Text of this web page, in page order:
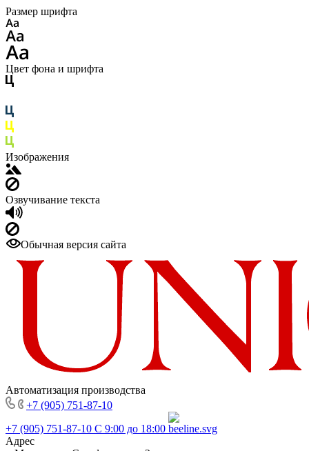
Размер шрифта
Цвет фона и шрифта
Изображения
Озвучивание текста
Обычная версия сайта
Автоматизация производства
+7 (905) 751-87-10
+7 (905) 751-87-10 С 9:00 до 18:00
Адрес